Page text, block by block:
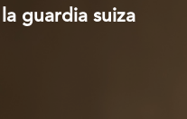
guardia suiza